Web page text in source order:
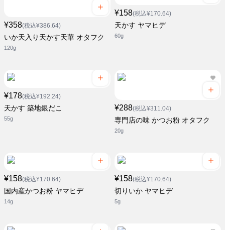
¥358(税込¥386.64)
いか天入り天かす天華 オタフク
120g
¥158(税込¥170.64)
天かす ヤマヒデ
60g
¥178(税込¥192.24)
天かす 築地銀だこ
55g
¥288(税込¥311.04)
専門店の味 かつお粉 オタフク
20g
¥158(税込¥170.64)
国内産かつお粉 ヤマヒデ
14g
¥158(税込¥170.64)
切りいか ヤマヒデ
5g